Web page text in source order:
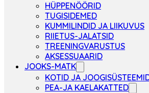
HÜPPENÖÖRID
TUGISIDEMED
KUMMILINDID JA LIIKUVUS
RIIETUS-JALATSID
TREENINGVARUSTUS
AKSESSUAARID
JOOKS-MATK
KOTID JA
PEA-JA KAELAKATTED